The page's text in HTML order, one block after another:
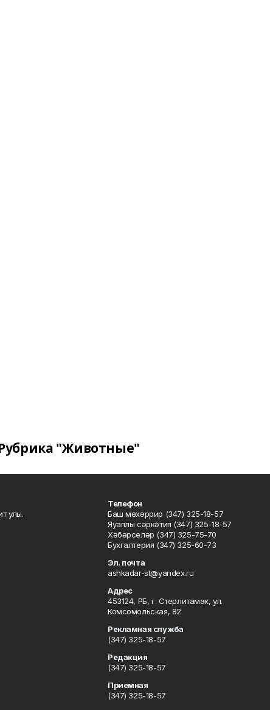
"Животные"
улы.
Телефон
Баш мөхәррир (347) 325-18-57
Яуаплы сәркәтип (347) 325-18-57
Хәбәрселәр (347) 325-75-70
Бухгалтерия (347) 325-60-73
Эл. почта
ashkadar-st@yandex.ru
Адрес
453124, РБ, г. Стерлитамак, ул.
Комсомольская, 82
Рекламная служба
(347) 325-18-57
Редакция
(347) 325-18-57
Приемная
(347) 325-18-57